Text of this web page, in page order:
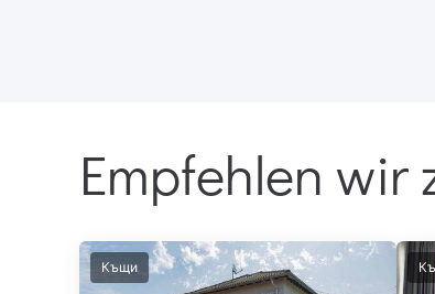
Empfehlen wir
Къщи